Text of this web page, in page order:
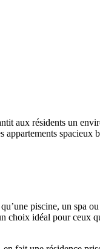
aux résidents un
spacieux
piscine, un spa
choix idéal pour ceux